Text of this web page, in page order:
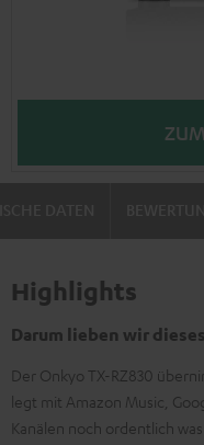
Highlights
Darum lieben wir
Der Onkyo TX-RZ830
legt mit Amazon Music,
Kanälen noch ordentlich was